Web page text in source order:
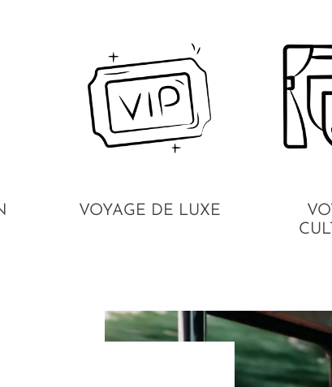
VOYAGE DE LUXE